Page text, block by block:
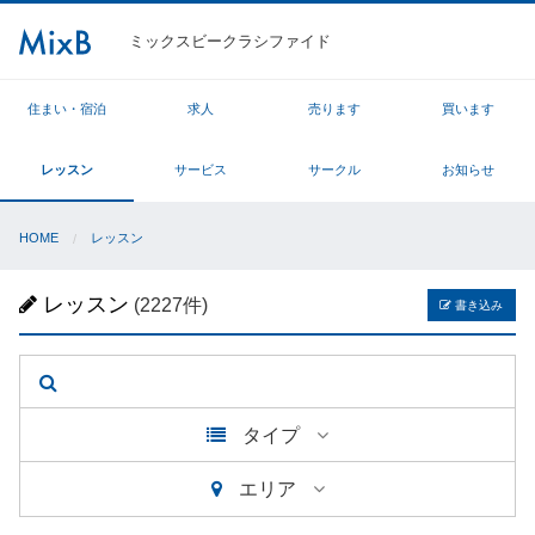
ミックスビークラシファイド
住まい・宿泊 求人 売ります 買います
レッスン サービス サークル お知らせ
HOME レッスン
レッスン (2227件) 書き込み
タイプ
エリア